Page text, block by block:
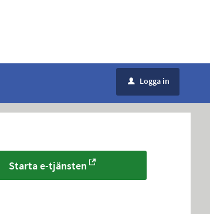
u Logga in
Starta e-tjänsten